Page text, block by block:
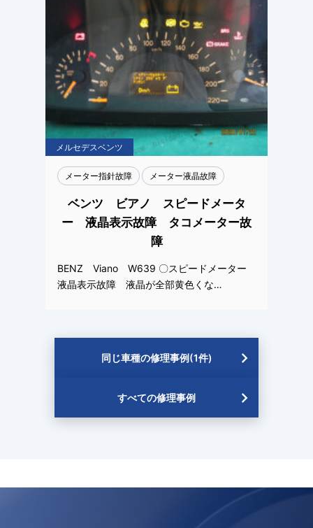
メルセデスベンツ
メーター指針故障 メーター液晶故障
ベンツ ビアノ スピードメータ
ー 液晶表示故障 タコメーター故
障
BENZ Viano W639 〇スピードメーター
液晶表示故障 液晶が全部黄色くな…
同じ車種の修理事例(1件)
すべての修理事例